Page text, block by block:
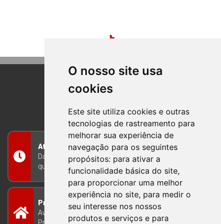
O nosso site usa
cookies
Este site utiliza cookies e outras
tecnologias de rastreamento para
melhorar sua experiência de
navegação para os seguintes
propósitos: para ativar a
funcionalidade básica do site,
para proporcionar uma melhor
experiência no site, para medir o
seu interesse nos nossos
produtos e serviços e para
BOM PRINCIPIO
RIO GRANDE DO SUL
Atendimento
Das 8h às 12h e das 13h às 17h30, de segunda a
quinta-feira, e nas sextas-feiras das 7h às 13h
Prefeitura Municipal
Avenida Guilherme Winter 65 - Centro Bom